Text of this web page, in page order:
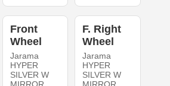
Front
Wheel
Jarama
HYPER
SILVER W
F. Right
Wheel
Jarama
HYPER
SILVER W